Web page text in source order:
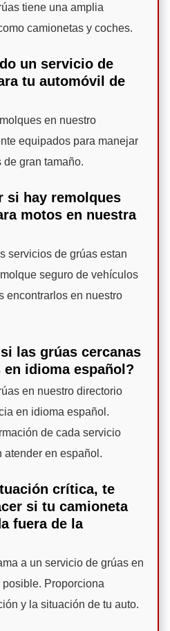
tiene una amplia
camionetas y coches.
un servicio de
tu automóvil de
en nuestro
equipados para manejar
gran tamaño.
si hay remolques
motos en nuestra
servicios de grúas estan
seguro de vehículos
encontrarlos en nuestro
las grúas cercanas
idioma español?
en nuestro directorio
en idioma español.
de cada servicio
atender en español.
crítica, te
si tu camioneta
fuera de la
a un servicio de grúas en
Proporciona
y la situación de tu auto.